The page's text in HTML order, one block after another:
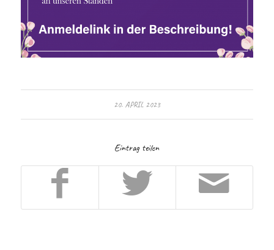
20. APRIL 2023
Eintrag teilen